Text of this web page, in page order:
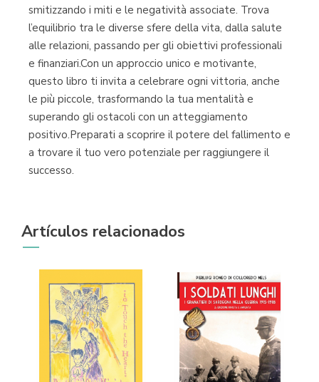
smitizzando i miti e le negatività associate. Trova
l’equilibrio tra le diverse sfere della vita, dalla salute
alle relazioni, passando per gli obiettivi professionali
e finanziari.Con un approccio unico e motivante,
questo libro ti invita a celebrare ogni vittoria, anche
le più piccole, trasformando la tua mentalità e
superando gli ostacoli con un atteggiamento
positivo.Preparati a scoprire il potere del fallimento e
a trovare il tuo vero potenziale per raggiungere il
successo.
Artículos relacionados